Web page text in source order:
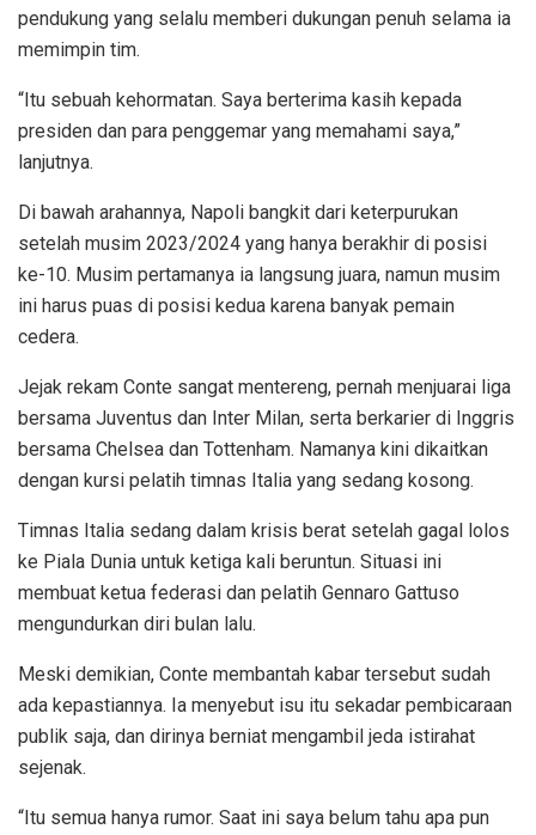
pendukung yang selalu memberi dukungan penuh selama ia
memimpin tim.
“Itu sebuah kehormatan. Saya berterima kasih kepada
presiden dan para penggemar yang memahami saya,”
lanjutnya.
Di bawah arahannya, Napoli bangkit dari keterpurukan
setelah musim 2023/2024 yang hanya berakhir di posisi
ke-10. Musim pertamanya ia langsung juara, namun musim
ini harus puas di posisi kedua karena banyak pemain
cedera.
Jejak rekam Conte sangat mentereng, pernah menjuarai liga
bersama Juventus dan Inter Milan, serta berkarier di Inggris
bersama Chelsea dan Tottenham. Namanya kini dikaitkan
dengan kursi pelatih timnas Italia yang sedang kosong.
Timnas Italia sedang dalam krisis berat setelah gagal lolos
ke Piala Dunia untuk ketiga kali beruntun. Situasi ini
membuat ketua federasi dan pelatih Gennaro Gattuso
mengundurkan diri bulan lalu.
Meski demikian, Conte membantah kabar tersebut sudah
ada kepastiannya. Ia menyebut isu itu sekadar pembicaraan
publik saja, dan dirinya berniat mengambil jeda istirahat
sejenak.
“Itu semua hanya rumor. Saat ini saya belum tahu apa pun